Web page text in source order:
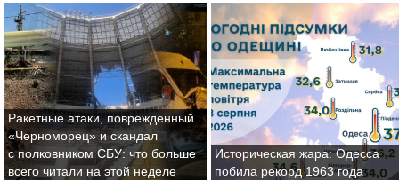
Ракетные атаки, поврежденный
«Черноморец» и скандал
с полковником СБУ: что больше
всего читали на этой неделе
Историческая жара: Одесса
побила рекорд 1963 года